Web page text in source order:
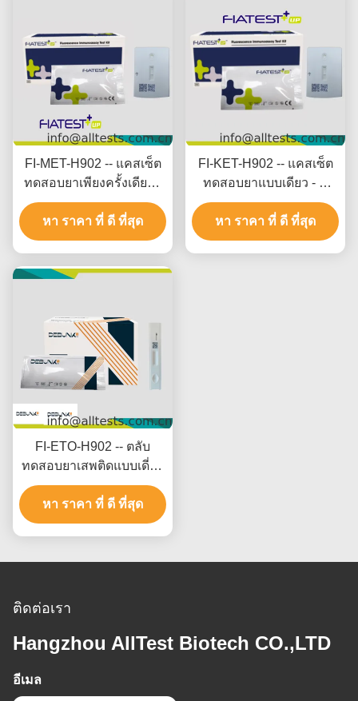
FI-MET-H902 -- แคสเซ็ต
ทดสอบยาเพียงครั้งเดียว -
M etamphetamine (MET)
หา ราคา ที่ ดี ที่สุด
FI-KET-H902 -- แคสเซ็ต
ทดสอบยาแบบเดียว - K
etamine (KET) (Hair)
หา ราคา ที่ ดี ที่สุด
FI-ETO-H902 -- ตลับ
ทดสอบยาเสพติดแบบเดี่ยว
- Etomidate (ETO)(เส้นผม)
หา ราคา ที่ ดี ที่สุด
ติดต่อเรา
Hangzhou AllTest Biotech CO.,LTD
อีเมล